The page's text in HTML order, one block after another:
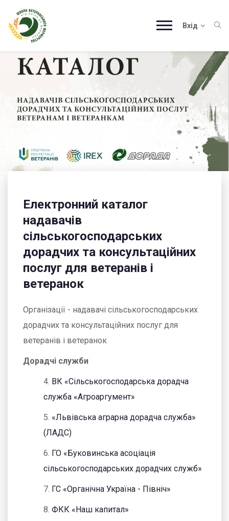
Вхід
Електронний каталог
надавачів
сільськогосподарських
дорадчих та консультаційних
послуг для ветеранів і
ветеранок
Організації - надавачі сільськогосподарських
дорадчих та консультаційних послуг для
ветеранів і ветеранок
Дорадчі служби
4. ВК «Сільськогосподарська дорадча
служба «Агроаргумент»
5. «Львівська аграрна дорадча служба»
(ЛАДС)
6. ГО «Буковинська асоціація
сільськогосподарських дорадчих служб»
7. ГС «Органічна Україна - Північ»
8. ФКК «Наш капитал»